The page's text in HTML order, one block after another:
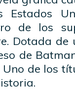
Estados
de los
Dotada
de
de los